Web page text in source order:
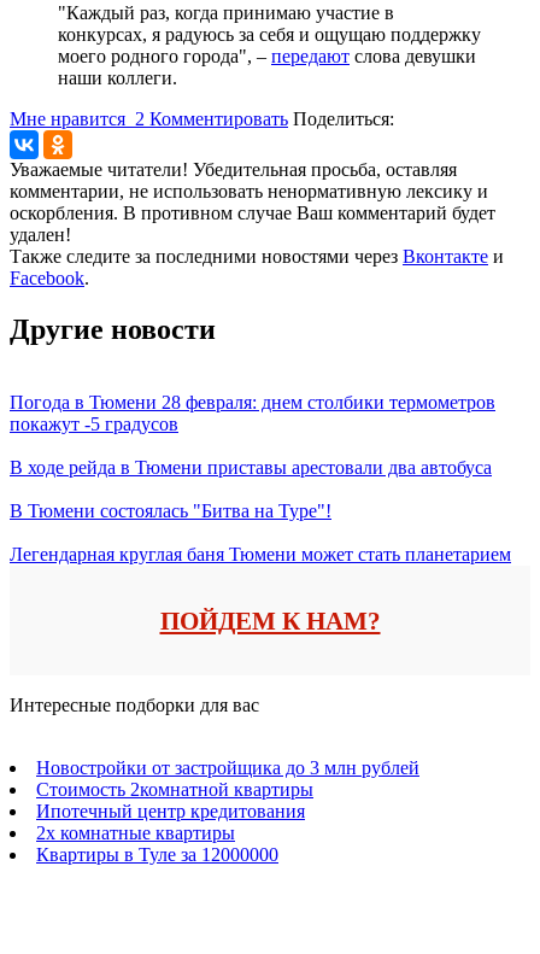
"Каждый раз, когда принимаю участие в
конкурсах, я радуюсь за себя и ощущаю поддержку
моего родного города", – передают слова девушки
наши коллеги.
Мне нравится 2 Комментировать Поделиться:
Уважаемые читатели! Убедительная просьба, оставляя
комментарии, не использовать ненормативную лексику и
оскорбления. В противном случае Ваш комментарий будет
удален!
Также следите за последними новостями через Вконтакте и
Facebook.
Другие новости
Погода в Тюмени 28 февраля: днем столбики термометров
покажут -5 градусов
В ходе рейда в Тюмени приставы арестовали два автобуса
В Тюмени состоялась "Битва на Туре"!
Легендарная круглая баня Тюмени может стать планетарием
ПОЙДЕМ К НАМ?
Интересные подборки для вас
Новостройки от застройщика до 3 млн рублей
Стоимость 2комнатной квартиры
Ипотечный центр кредитования
2х комнатные квартиры
Квартиры в Туле за 12000000